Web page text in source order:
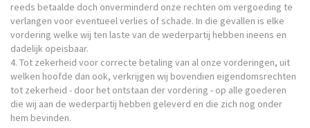
reeds betaalde doch onverminderd onze rechten om vergoeding te
verlangen voor eventueel verlies of schade. In die gevallen is elke
vordering welke wij ten laste van de wederpartij hebben ineens en
dadelijk opeisbaar.
4. Tot zekerheid voor correcte betaling van al onze vorderingen, uit
welken hoofde dan ook, verkrijgen wij bovendien eigendomsrechten
tot zekerheid - door het ontstaan der vordering - op alle goederen
die wij aan de wederpartij hebben geleverd en die zich nog onder
hem bevinden.